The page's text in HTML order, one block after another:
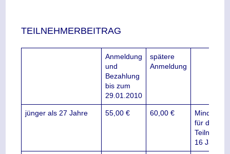
TEILNEHMERBEITRAG
Anmeldung
und
Bezahlung
bis zum
29.01.2010
spätere
Anmeldung
jünger als 27 Jahre 55,00 € 60,00 €
für die
Teilnahme:
16 Jahre